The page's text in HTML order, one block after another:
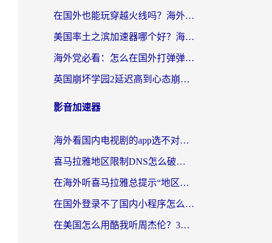
在国外也能玩穿越火线吗？海外玩家国服游戏畅玩终极指南
美国率土之滨加速器哪个好？海外党国服游戏畅玩终极指南（附多游戏解决方案）
海外党必看：怎么在国外打弹弹堂不卡？番茄加速器亲测指南
英国崩坏学园2延迟高到心态崩？海外党国服游戏加速终极指南
影音加速器
海外看国内电视剧的app选不对？这份回国加速器避坑指南帮你流畅追剧
喜马拉雅地区限制DNS怎么破？海外党听国内音乐听书的终极解决方案
在海外听喜马拉雅总提示“地区限制”？3步轻松解除+听国内音乐全攻略
在国外登录不了国内小程序怎么办？选对回国加速器，轻松解锁国内资源
在美国怎么用酷我听周杰伦？3步搞定海外听歌难题